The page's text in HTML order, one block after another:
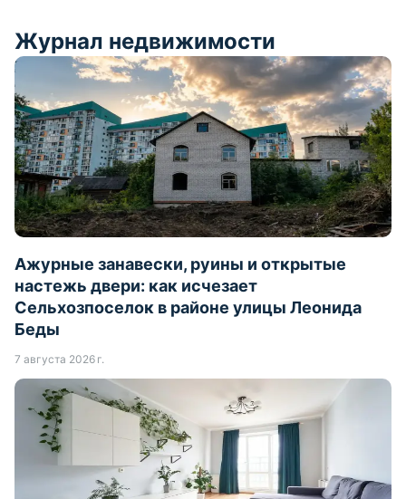
Журнал недвижимости
Ажурные занавески, руины и открытые
настежь двери: как исчезает
Сельхозпоселок в районе улицы Леонида
Беды
7 августа 2026 г.